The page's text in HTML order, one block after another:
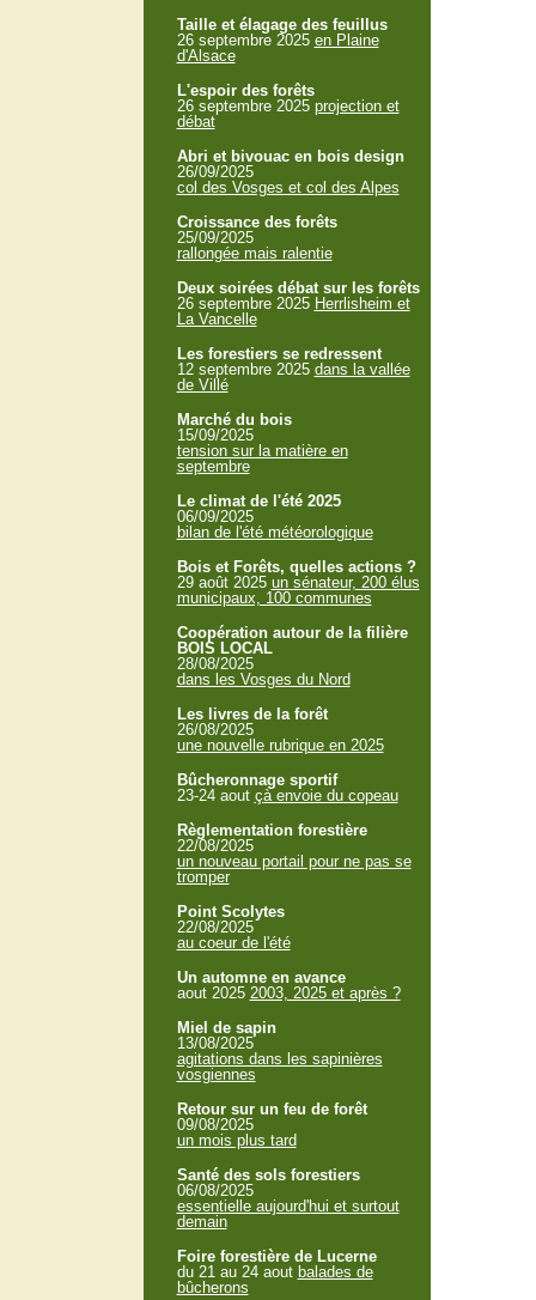
Taille et élagage des feuillus
26 septembre 2025 en Plaine
d'Alsace
L'espoir des forêts
26 septembre 2025 projection et
débat
Abri et bivouac en bois design
26/09/2025
col des Vosges et col des Alpes
Croissance des forêts
25/09/2025
rallongée mais ralentie
Deux soirées débat sur les forêts
26 septembre 2025 Herrlisheim et
La Vancelle
Les forestiers se redressent
12 septembre 2025 dans la vallée
de Villé
Marché du bois
15/09/2025
tension sur la matière en
septembre
Le climat de l'été 2025
06/09/2025
bilan de l'été météorologique
Bois et Forêts, quelles actions ?
29 août 2025 un sénateur, 200 élus
municipaux, 100 communes
Coopération autour de la filière
BOIS LOCAL
28/08/2025
dans les Vosges du Nord
Les livres de la forêt
26/08/2025
une nouvelle rubrique en 2025
Bûcheronnage sportif
23-24 aout çà envoie du copeau
Règlementation forestière
22/08/2025
un nouveau portail pour ne pas se
tromper
Point Scolytes
22/08/2025
au coeur de l'été
Un automne en avance
aout 2025 2003, 2025 et après ?
Miel de sapin
13/08/2025
agitations dans les sapinières
vosgiennes
Retour sur un feu de forêt
09/08/2025
un mois plus tard
Santé des sols forestiers
06/08/2025
essentielle aujourd'hui et surtout
demain
Foire forestière de Lucerne
du 21 au 24 aout balades de
bûcherons